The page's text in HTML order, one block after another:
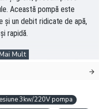
Această pompă este
și un debit ridicate de apă,
rapidă.
ridicată și o curățare
3kw/220V pompa